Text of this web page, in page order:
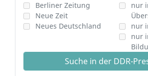
Berliner Zeitung
Neue Zeit
Neues Deutschland
nur
nur
nur
Suche in der DDR-